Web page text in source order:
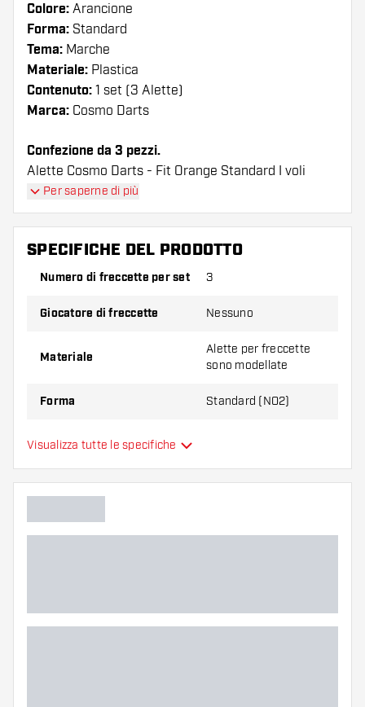
Colore: Arancione
Forma: Standard
Tema: Marche
Materiale: Plastica
Contenuto: 1 set (3 Alette)
Marca: Cosmo Darts
Confezione da 3 pezzi.
Alette Cosmo Darts - Fit Orange Standard I voli
hanno una lunga durata. Queste alette possono
essere utilizzate solo con astine Cosmo Fit.
Suggerimento di Dartshopper!
Assicuratevi di avere a portata di mano un gran
Provate una forma, un materiale o uno
variante vi si addice di più!
Per saperne di più
SPECIFICHE DEL PRODOTTO
Numero di freccette per set 3
Giocatore di freccette Nessuno
Materiale
Alette per freccette
sono modellate
Forma Standard (NO2)
Tipo
Colore principale
Visualizza tutte le specifiche